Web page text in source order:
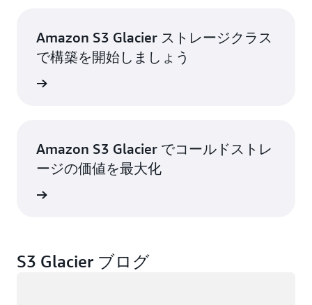
Amazon S3 Glacier ストレージクラス
で構築を開始しましょう
Amazon S3 Glacier でコールドストレ
ージの価値を最大化
S3 Glacier ブログ